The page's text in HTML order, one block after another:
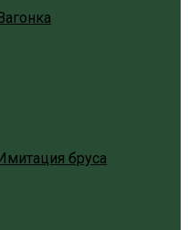
бруса